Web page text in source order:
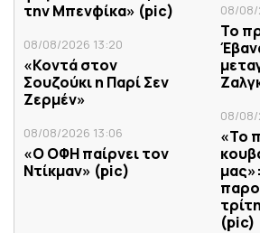
την Μπενφίκα» (pic)
08/08/2026 13:20
«Κοντά στον
Σουζούκι η Παρί Σεν
Ζερμέν»
08/08/2026 13:06
«Ο ΟΦΗ παίρνει τον
Ντίκμαν» (pic)
08/08/
Το
08/08/
«Το
(pic)